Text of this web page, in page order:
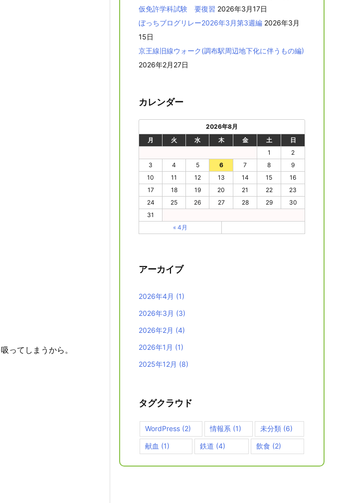
ってしまうから。
仮免許学科試験 要復習 2026年3月17日
ぼっちブログリレー2026年3月第3週編 2026年3月
15日
京王線旧線ウォーク(調布駅周辺地下化に伴うもの編)
2026年2月27日
カレンダー
2026年8月
月
火 水 木 金 土
日
1
2
3
4 5 6 7 8
9
10
11 12 13 14 15
16
17
18 19 20 21 22
23
24
25 26 27 28 29
30
31
« 4月
アーカイブ
2026年4月 (1)
2026年3月 (3)
2026年2月 (4)
2026年1月 (1)
2025年12月 (8)
タグクラウド
WordPress (2) 情報系 (1) 未分類 (6)
献血 (1) 鉄道 (4) 飲食 (2)